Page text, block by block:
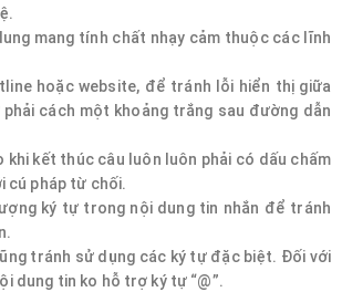
mang tính chất nhạy cảm thuộc các lĩnh
hoặc website, để tránh lỗi hiển thị giữa
cách một khoảng trắng sau đường dẫn
khi kết thúc câu luôn luôn phải có dấu chấm
cú pháp từ chối.
ký tự trong nội dung tin nhắn để tránh
tránh sử dụng các ký tự đặc biệt. Đối với
dung tin ko hỗ trợ ký tự “@”.